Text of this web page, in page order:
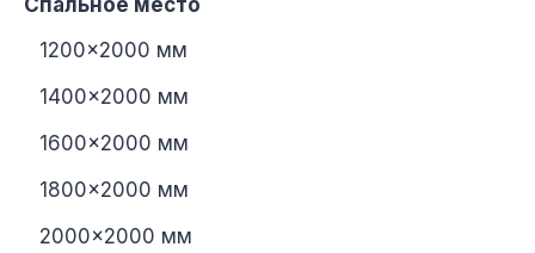
Спальное место
1200×2000 мм
1400×2000 мм
1600×2000 мм
1800×2000 мм
2000×2000 мм